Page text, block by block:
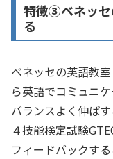
特徴➂ベネッセ
る
ベネッセの英語教
ら英語でコミュニ
バランスよく伸ば
４技能検定試験
フィードバックす